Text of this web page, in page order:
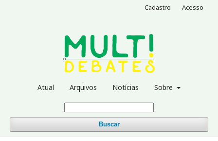
Atual Arquivos Notícias Sobre
Buscar
Cadastro Acesso